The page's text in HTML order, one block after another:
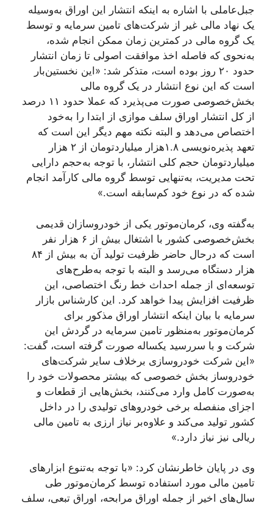
جبل‌عاملی با اشاره به اینکه انتشار این اوراق به‌وسیله
یک نهاد مالی غیر از شرکت‌های تامین سرمایه و توسط
یک گروه مالی در کمترین زمان ممکن انجام شده،
به‌نحوی‌ که فاصله اخذ موافقت اصولی تا زمان انتشار
حدود ۲۰ روز بوده است، متذکر شد: «این نخستین‌بار
است که این نوع انتشار در یک گروه مالی
بخش‌خصوصی صورت می‌پذیرد که عملا حدود ۱۱ درصد
از کل انتشار اوراق سلف موازی از ابتدا را به‌خود
اختصاص می‌دهد و البته نکته مهم دیگر این است که
تعهد پذیره‌نویسی ۱.۸هزار میلیاردتومان از ۲ هزار
میلیاردتومان حجم کلی انتشار، با توجه به‌حجم دارایی
تحت مدیریت، به‌تنهایی توسط گروه مالی کارآمد انجام
شده که در نوع خود کم‌سابقه است.»
به‌گفته وی، کرمان‌موتور یکی از خودروسازان قدیمی
بخش‌خصوصی کشور با اشتغال بیش از ۶ هزار نفر
است که درحال ‌حاضر ظرفیت تولید آن به بیش از ۸۴
هزار دستگاه می‌رسد و البته با توجه به‌طرح‌های
توسعه‌ای از جمله احداث خط رنگ اختصاصی، این
ظرفیت افزایش پیدا خواهد کرد. این کارشناس بازار
سرمایه با بیان اینکه انتشار اوراق مذکور برای
کرمان‌موتور به‌منظور تامین سرمایه در گردش این
شرکت و با سررسید یکساله صورت گرفته است، گفت:
«این شرکت خودروسازی برخلاف سایر شرکت‌های
خودروساز بخش خصوصی که بیشتر محصولات خود را
به‌صورت کامل وارد می‌کنند، بخش‌هایی از قطعات و
اجزای منفصله برخی خودروهای تولیدی را در داخل
کشور تولید می‌کند و علاوه‌بر نیاز ارزی به تامین مالی
ریالی نیز نیاز دارد.»
وی در پایان خاطرنشان کرد: «با توجه به‌تنوع ابزارهای
تامین مالی مورد استفاده توسط کرمان‌موتور طی
سال‌های اخیر از جمله اوراق مرابحه، اوراق تبعی، سلف